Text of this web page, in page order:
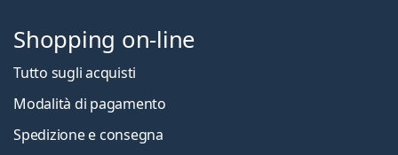
Shopping on-line
Tutto sugli acquisti
Modalità di pagamento
Spedizione e consegna